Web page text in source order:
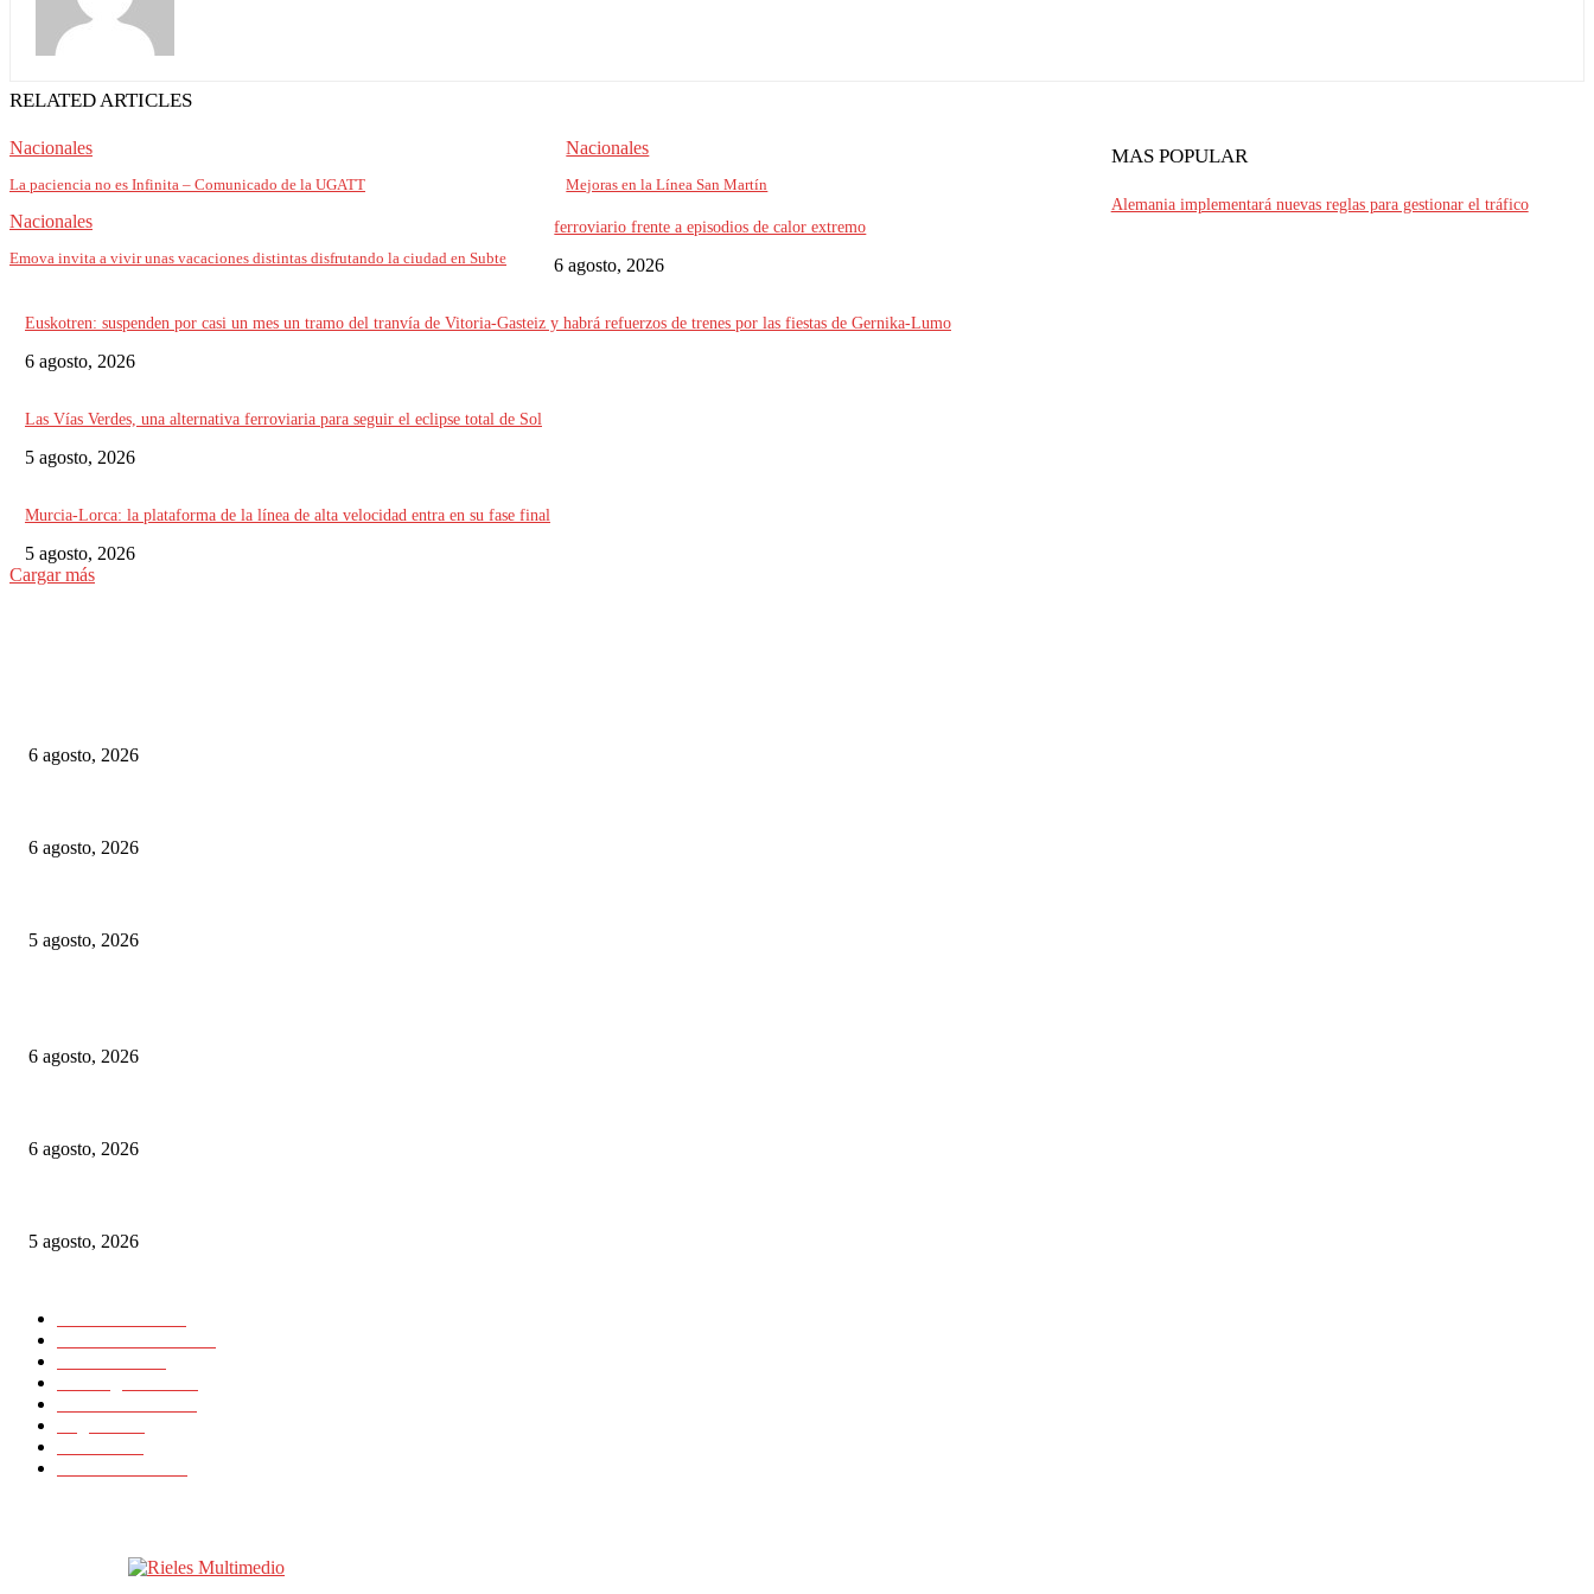
RELATED ARTICLES
Nacionales
La paciencia no es Infinita – Comunicado de la UGATT
Nacionales
Mejoras en la Línea San Martín
Nacionales
Emova invita a vivir unas vacaciones distintas disfrutando la ciudad en Subte
MAS POPULAR
Alemania implementará nuevas reglas para gestionar el tráfico
ferroviario frente a episodios de calor extremo
6 agosto, 2026
Euskotren: suspenden por casi un mes un tramo del tranvía de Vitoria-Gasteiz y habrá refuerzos de trenes por las fiestas de Gernika-Lumo
6 agosto, 2026
Las Vías Verdes, una alternativa ferroviaria para seguir el eclipse total de Sol
5 agosto, 2026
Murcia-Lorca: la plataforma de la línea de alta velocidad entra en su fase final
5 agosto, 2026
Cargar más
6 agosto, 2026
6 agosto, 2026
5 agosto, 2026
6 agosto, 2026
6 agosto, 2026
5 agosto, 2026